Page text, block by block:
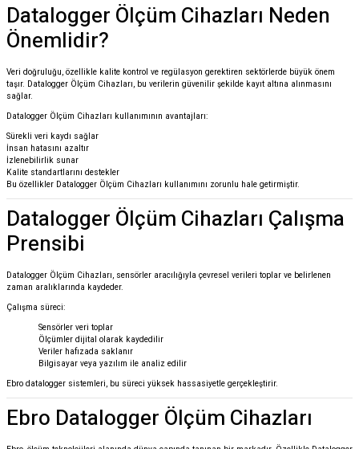
Datalogger Ölçüm Cihazları Neden
Önemlidir?
Veri doğruluğu, özellikle kalite kontrol ve regülasyon gerektiren sektörlerde büyük önem
taşır. Datalogger Ölçüm Cihazları, bu verilerin güvenilir şekilde kayıt altına alınmasını
sağlar.
Datalogger Ölçüm Cihazları kullanımının avantajları:
Sürekli veri kaydı sağlar
İnsan hatasını azaltır
İzlenebilirlik sunar
Kalite standartlarını destekler
Bu özellikler Datalogger Ölçüm Cihazları kullanımını zorunlu hale getirmiştir.
Datalogger Ölçüm Cihazları Çalışma
Prensibi
Datalogger Ölçüm Cihazları, sensörler aracılığıyla çevresel verileri toplar ve belirlenen
zaman aralıklarında kaydeder.
Çalışma süreci:
Sensörler veri toplar
Ölçümler dijital olarak kaydedilir
Veriler hafızada saklanır
Bilgisayar veya yazılım ile analiz edilir
Ebro datalogger sistemleri, bu süreci yüksek hassasiyetle gerçekleştirir.
Ebro Datalogger Ölçüm Cihazları